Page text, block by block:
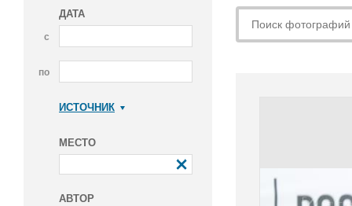
ДАТА
с
по
ИСТОЧНИК
МЕСТО
АВТОР